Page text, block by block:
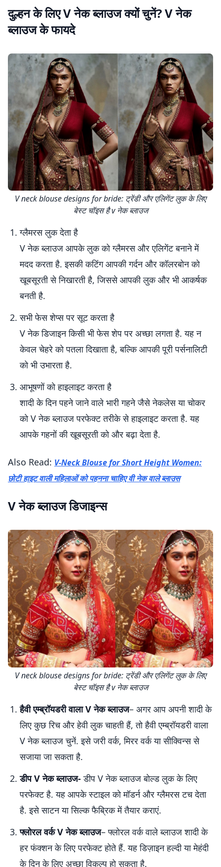
दुल्हन के लिए V नेक ब्लाउज क्यों चुनें? V नेक
ब्लाउज के फायदे
V neck blouse designs for bride: ट्रेंडी और एलिगेंट लुक के लिए
बेस्ट चॉइस है v नेक ब्लाउज
ग्लैमरस लुक देता है
V नेक ब्लाउज आपके लुक को ग्लैमरस और एलिगेंट बनाने में
मदद करता है. इसकी कटिंग आपकी गर्दन और कॉलरबोन को
खूबसूरती से निखारती है, जिससे आपकी लुक और भी आकर्षक
बनती है.
सभी फेस शेप्स पर सूट करता है
V नेक डिजाइन किसी भी फेस शेप पर अच्छा लगता है. यह न
केवल चेहरे को पतला दिखाता है, बल्कि आपकी पूरी पर्सनालिटी
को भी उभारता है.
आभूषणों को हाइलाइट करता है
शादी के दिन पहने जाने वाले भारी गहने जैसे नेकलेस या चोकर
को V नेक ब्लाउज परफेक्ट तरीके से हाइलाइट करता है. यह
आपके गहनों की खूबसूरती को और बढ़ा देता है.
Also Read: V-Neck Blouse for Short Height Women:
छोटी हाइट वाली महिलाओं को पहनना चाहिए वी नेक वाले ब्लाउस
V नेक ब्लाउज डिजाइन्स
V neck blouse designs for bride: ट्रेंडी और एलिगेंट लुक के लिए
बेस्ट चॉइस है v नेक ब्लाउज
हैवी एम्ब्रॉयडरी वाला V नेक ब्लाउज– अगर आप अपनी शादी के
लिए कुछ रिच और हेवी लुक चाहती हैं, तो हैवी एम्ब्रॉयडरी वाला
V नेक ब्लाउज चुनें. इसे जरी वर्क, मिरर वर्क या सीक्विन्स से
सजाया जा सकता है.
डीप V नेक ब्लाउज-डीप V नेक ब्लाउज बोल्ड लुक के लिए
परफेक्ट है. यह आपके स्टाइल को मॉडर्न और ग्लैमरस टच देता
है. इसे साटन या सिल्क फैब्रिक में तैयार कराएं.
फ्लोरल वर्क V नेक ब्लाउज– फ्लोरल वर्क वाले ब्लाउज शादी के
हर फंक्शन के लिए परफेक्ट होते हैं. यह डिज़ाइन हल्दी या मेहंदी
के दिन के लिए अच्छा विकल्प हो सकता है.